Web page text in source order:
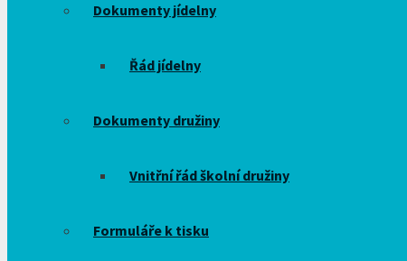
Dokumenty jídelny
Řád jídelny
Dokumenty družiny
Vnitřní řád školní družiny
Formuláře k tisku